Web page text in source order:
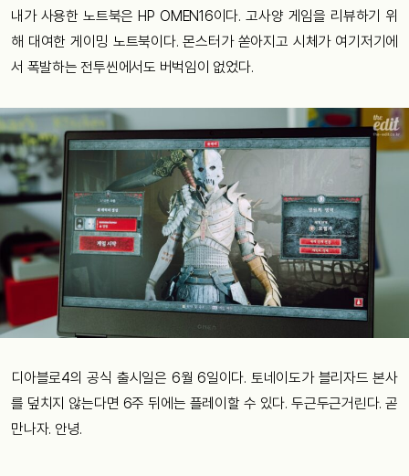
내가 사용한 노트북은 HP OMEN16이다. 고사양 게임을 리뷰하기 위
해 대여한 게이밍 노트북이다. 몬스터가 쏟아지고 시체가 여기저기에
서 폭발하는 전투씬에서도 버벅임이 없었다.
디아블로4의 공식 출시일은 6월 6일이다. 토네이도가 블리자드 본사
를 덮치지 않는다면 6주 뒤에는 플레이할 수 있다. 두근두근거린다. 곧
만나자. 안녕.